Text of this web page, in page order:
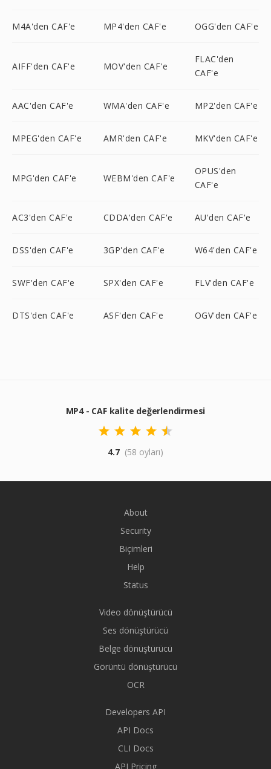
M4A'den CAF'e MP4'den CAF'e OGG'den CAF'e
AIFF'den CAF'e MOV'den CAF'e
FLAC'den
CAF'e
AAC'den CAF'e WMA'den CAF'e MP2'den CAF'e
MPEG'den CAF'e AMR'den CAF'e MKV'den CAF'e
MPG'den CAF'e WEBM'den CAF'e
OPUS'den
CAF'e
AC3'den CAF'e CDDA'den CAF'e AU'den CAF'e
DSS'den CAF'e 3GP'den CAF'e W64'den CAF'e
SWF'den CAF'e SPX'den CAF'e FLV'den CAF'e
DTS'den CAF'e ASF'den CAF'e OGV'den CAF'e
MP4 - CAF kalite değerlendirmesi
4.7 (58 oyları)
About
Security
Biçimleri
Help
Status
Video dönüştürücü
Ses dönüştürücü
Belge dönüştürücü
Görüntü dönüştürücü
OCR
Developers API
API Docs
CLI Docs
API Pricing